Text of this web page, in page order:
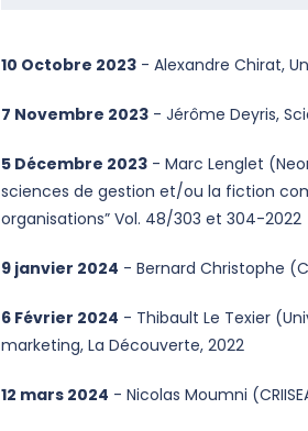
10 Octobre 2023 - Alexandre Chirat,
7 Novembre 2023 - Jérôme Deyris,
5 Décembre 2023 - Marc Lenglet
sciences de gestion et/ou la fiction
organisations” Vol. 48/303 et 304-2022
9 janvier 2024 - Bernard Christophe
6 Février 2024 - Thibault Le Texier
marketing, La Découverte, 2022
12 mars 2024 - Nicolas Moumni